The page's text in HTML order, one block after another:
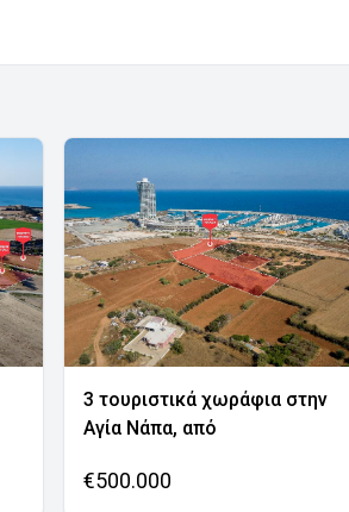
3 τουριστικά χωράφια στην
Αγία Νάπα, από
€500.000